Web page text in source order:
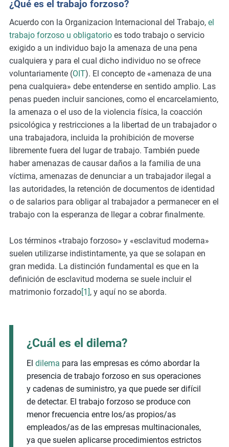
m
o
r
e
¿Qué es el trabajo forzoso?
Acuerdo con la Organizacion Internacional del Trabajo, el
trabajo forzoso u obligatorioes todo trabajo o servicio
exigido a un individuo bajo la amenaza de una pena
cualquiera y para el cual dicho individuo no se ofrece
voluntariamente (OIT). El concepto de «amenaza de una
pena cualquiera» debe entenderse en sentido amplio. Las
penas pueden incluir sanciones, como el encarcelamiento,
la amenaza o el uso de la violencia física, la coacción
psicológica y restricciones a la libertad de un trabajador o
una trabajadora, incluida la prohibición de moverse
libremente fuera del lugar de trabajo. También puede
haber amenazas de causar daños a la familia de una
víctima, amenazas de denunciar a un trabajador ilegal a
las autoridades, la retención de documentos de identidad
o de salarios para obligar al trabajador a permanecer en el
trabajo con la esperanza de llegar a cobrar finalmente.
Los términos «trabajo forzoso» y «esclavitud moderna»
suelen utilizarse indistintamente, ya que se solapan en
gran medida. La distinción fundamental es que en la
definición de esclavitud moderna se suele incluir el
matrimonio forzado[1], y aquí no se aborda.
¿Cuál es el dilema?
El dilema para las empresas es cómo abordar la
presencia de trabajo forzoso en sus operaciones
y cadenas de suministro, ya que puede ser difícil
de detectar. El trabajo forzoso se produce con
menor frecuencia entre los/as propios/as
empleados/as de las empresas multinacionales,
ya que suelen aplicarse procedimientos estrictos